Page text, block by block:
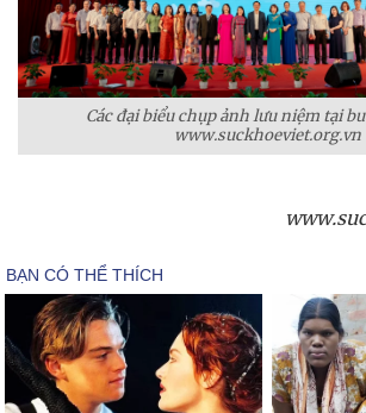
Các đại biểu chụp ảnh lưu niệm tại
www.suckhoeviet.org.vn